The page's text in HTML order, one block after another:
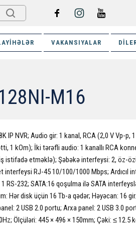
VAKANSIYALAR
M16
IP NVR; Audio gir: 1 kanal, RCA (2,0 V Vp-p,
1 kOm); İki tərəfli audio: 1 kanallı RCA
istifadə etməklə); Şəbəkə interfeysi: 2, öz-
interfeysi RJ-45 10/100/1000 Mbps; Ardıcıl
RS-232; SATA:16 qoşulma ilə SATA
Hər disk üçün 16 Tb-a qədər; Həyəcan: 16
2 USB 2.0 portu; Arxa panel: 2 USB 3.0
Ölçüləri: 445 × 496 × 150mm; Çəki: ≤ 12.5